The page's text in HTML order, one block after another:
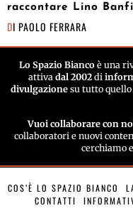
raccontare Lino Banfi
DI PAOLO FERRARA
Lo Spazio Biancoè una
attiva dal 2002 di
divulgazione su tutto
Vuoi collaborare con
collaboratori e nuovi
cerchiamo
COS’È LO SPAZIO BIANCO
CONTATTI